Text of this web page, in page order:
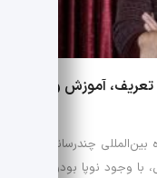
تعریف، آموزش و
چندرسانه‌ای
وجود نوپا بودن،